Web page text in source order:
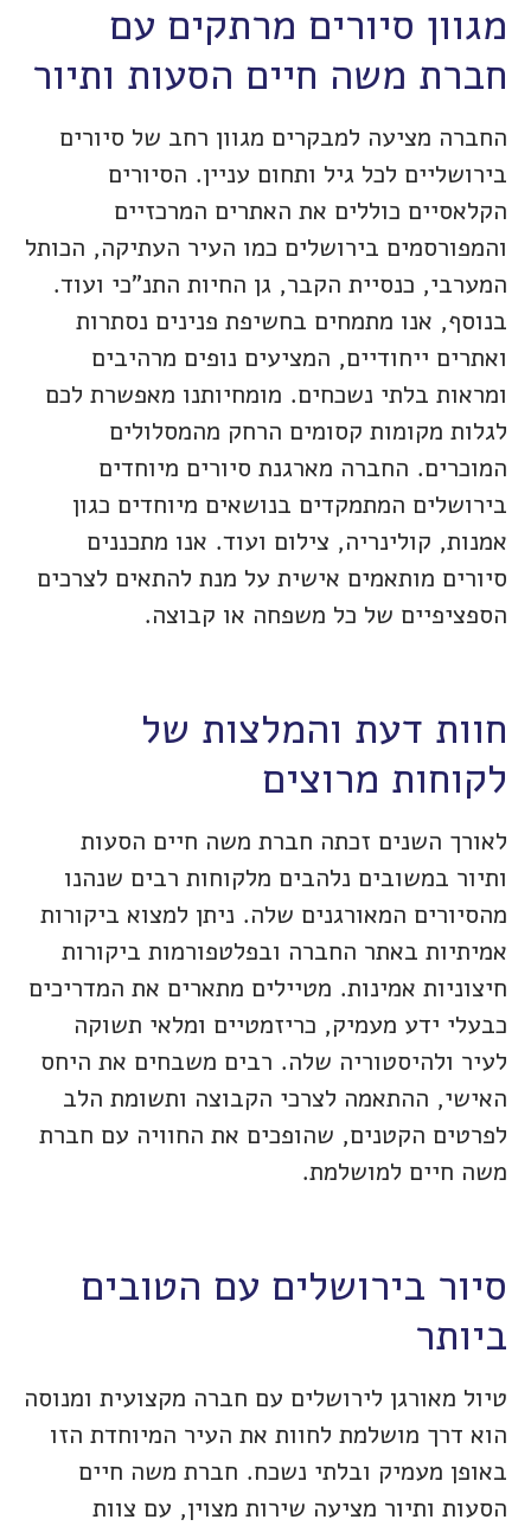
מגוון סיורים מרתקים עם
חברת משה חיים הסעות ותיור
החברה מציעה למבקרים מגוון רחב של סיורים
בירושליים לכל גיל ותחום עניין. הסיורים
הקלאסיים כוללים את האתרים המרכזיים
והמפורסמים בירושלים כמו העיר העתיקה, הכותל
המערבי, כנסיית הקבר, גן החיות התנ"כי ועוד.
בנוסף, אנו מתמחים בחשיפת פנינים נסתרות
ואתרים ייחודיים, המציעים נופים מרהיבים
ומראות בלתי נשכחים. מומחיותנו מאפשרת לכם
לגלות מקומות קסומים הרחק מהמסלולים
המוכרים. החברה מארגנת סיורים מיוחדים
בירושלים המתמקדים בנושאים מיוחדים כגון
אמנות, קולינריה, צילום ועוד. אנו מתכננים
סיורים מותאמים אישית על מנת להתאים לצרכים
הספציפיים של כל משפחה או קבוצה.
חוות דעת והמלצות של
לקוחות מרוצים
לאורך השנים זכתה חברת משה חיים הסעות
ותיור במשובים נלהבים מלקוחות רבים שנהנו
מהסיורים המאורגנים שלה. ניתן למצוא ביקורות
אמיתיות באתר החברה ובפלטפורמות ביקורות
חיצוניות אמינות. מטיילים מתארים את המדריכים
כבעלי ידע מעמיק, כריזמטיים ומלאי תשוקה
לעיר ולהיסטוריה שלה. רבים משבחים את היחס
האישי, ההתאמה לצרכי הקבוצה ותשומת הלב
לפרטים הקטנים, שהופכים את החוויה עם חברת
משה חיים למושלמת.
סיור בירושלים עם הטובים
ביותר
טיול מאורגן לירושלים עם חברה מקצועית ומנוסה
הוא דרך מושלמת לחוות את העיר המיוחדת הזו
באופן מעמיק ובלתי נשכח. חברת משה חיים
הסעות ותיור מציעה שירות מצוין, עם צוות